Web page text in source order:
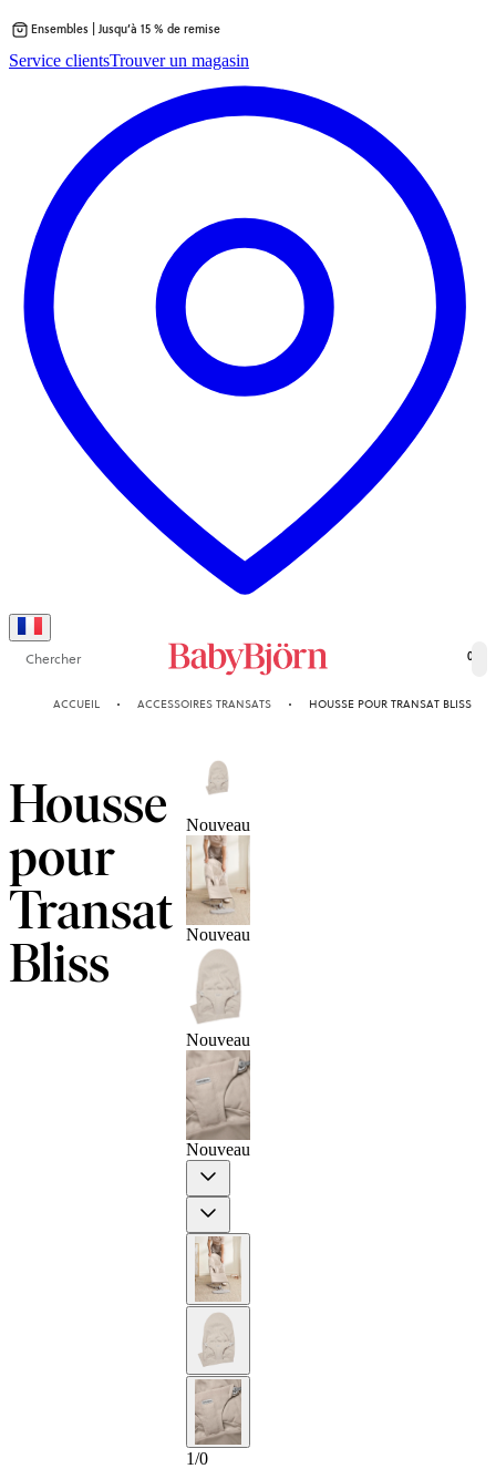
au
Ensembles | Jusqu’à 15 % de remise
Service clientsTrouver un magasin
Chercher 0
ACCUEIL ACCESSOIRES TRANSATS HOUSSE POUR TRANSAT BLISS
Housse
pour
Transat
Bliss
Nouveau
Nouveau
Nouveau
Nouveau
1/0